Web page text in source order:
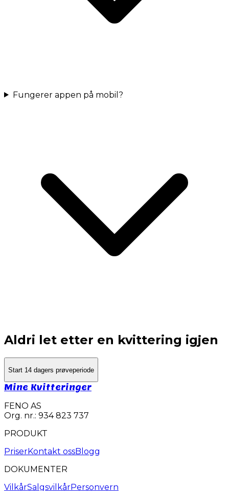
Fungerer appen på mobil?
Aldri let etter en kvittering igjen
Start 14 dagers prøveperiode
Mine Kvitteringer
FENO AS
Org. nr.: 934 823 737
PRODUKT
PriserKontakt ossBlogg
DOKUMENTER
VilkårSalgsvilkårPersonvern